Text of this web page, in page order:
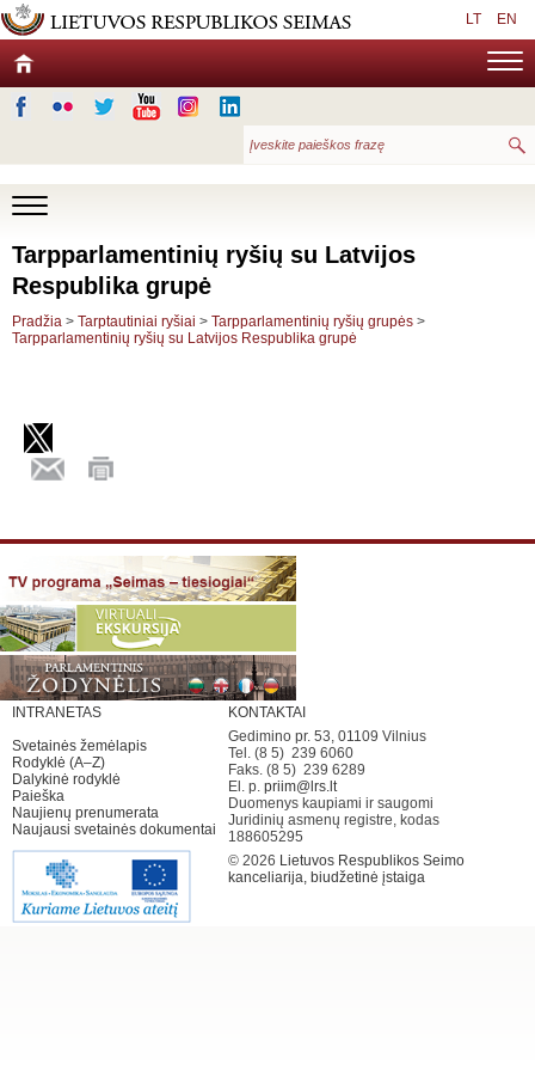
LT EN
Tarpparlamentinių ryšių su Latvijos
Respublika grupė
Pradžia > Tarptautiniai ryšiai > Tarpparlamentinių ryšių grupės >
Tarpparlamentinių ryšių su Latvijos Respublika grupė
INTRANETAS
Svetainės žemėlapis
Rodyklė (A–Z)
Dalykinė rodyklė
Paieška
Naujienų prenumerata
Naujausi svetainės dokumentai
KONTAKTAI
Gedimino pr. 53, 01109 Vilnius
Tel. (8 5) 239 6060
Faks. (8 5) 239 6289
El. p. priim@lrs.lt
Duomenys kaupiami ir saugomi
Juridinių asmenų registre, kodas
188605295
© 2026 Lietuvos Respublikos Seimo
kanceliarija, biudžetinė įstaiga